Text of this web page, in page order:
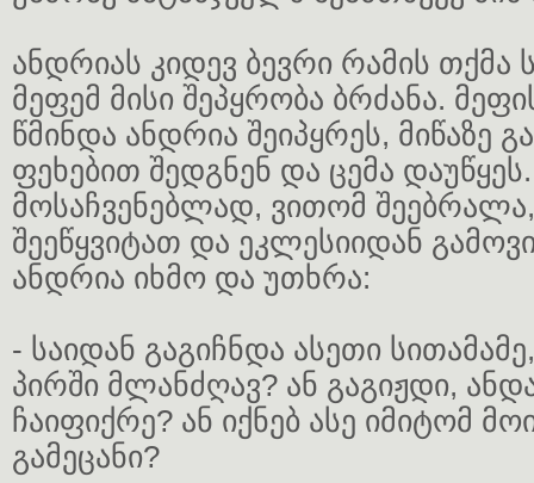
ანდრიას კიდევ ბევრი რამის თქმა
მეფემ მისი შეპყრობა ბრძანა.
წმინდა ანდრია შეიპყრეს, მიწაზე
ფეხებით შედგნენ და ცემა
მოსაჩვენებლად, ვითომ შეებრალა,
შეეწყვიტათ და ეკლესიიდან
ანდრია იხმო და უთხრა:
- საიდან გაგიჩნდა ასეთი
პირში მლანძღავ? ან გაგიჟდი,
ჩაიფიქრე? ან იქნებ ასე იმიტომ
გამეცანი?